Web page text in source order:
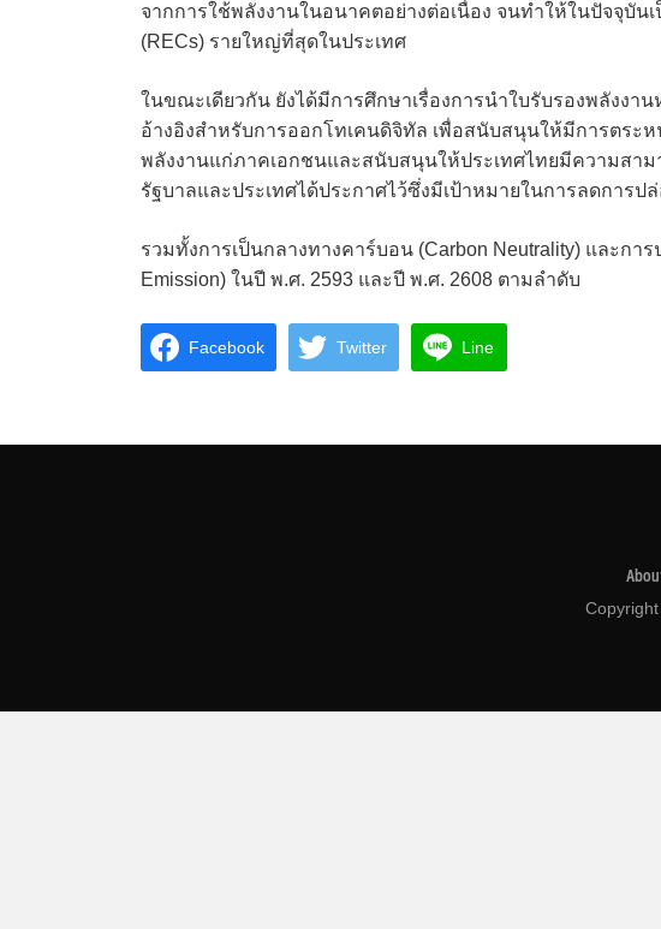
จากการใช้พลังงานในอนาคตอย่างต่อเนื่อง จนทำให้ในปัจจุบัน
(RECs) รายใหญ่ที่สุดในประเทศ
ในขณะเดียวกัน ยังได้มีการศึกษาเรื่องการนำใบรับรองพลังงา
อ้างอิงสำหรับการออกโทเคนดิจิทัล เพื่อสนับสนุนให้มีการตระ
พลังงานแก่ภาคเอกชนและสนับสนุนให้ประเทศไทยมีความสา
รัฐบาลและประเทศได้ประกาศไว้ซึ่งมีเป้าหมายในการลดการป
รวมทั้งการเป็นกลางทางคาร์บอน (Carbon Neutrality) และกา
Emission) ในปี พ.ศ. 2593 และปี พ.ศ. 2608 ตามลำดับ
Facebook Twitter Line